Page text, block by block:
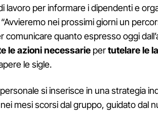
lavoro per informare i dipendenti e
nei prossimi giorni un
comunicare quanto espresso oggi
le azioni necessarie pertutelare le
le sigle.
si inserisce in una strategia
mesi scorsi dal gruppo, guidato dal